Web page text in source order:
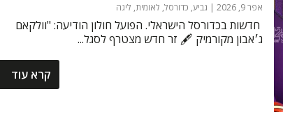
אפר 9, 2026 | גביע, כדורסל, לאומית, ליגה
‏ חדשות בכדורסל הישראלי. הפועל חולון הודיעה: "וולקאם
ג׳אבון מקורמיק 🖋️ זר חדש מצטרף לסגל...
קרא עוד